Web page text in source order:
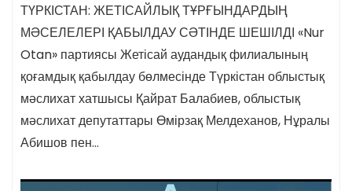
ТҮРКІСТАН: ЖЕТІСАЙЛЫҚ ТҰРҒЫНДАРДЫҢ
МӘСЕЛЕЛЕРІ ҚАБЫЛДАУ СӘТІНДЕ ШЕШІЛДІ «Nur
Otan» партиясы Жетісай аудандық филиалының
қоғамдық қабылдау бөлмесінде Түркістан облыстық
мәслихат хатшысы Қайрат Балабиев, облыстық
мәслихат депутаттары Өмірзақ Мелдеханов, Нұралы
Абишов пен…